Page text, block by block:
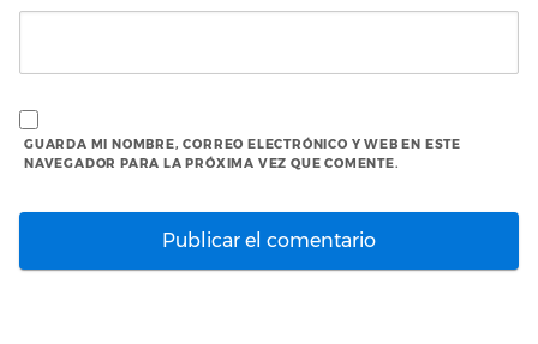
GUARDA MI NOMBRE, CORREO ELECTRÓNICO Y WEB EN ESTE
NAVEGADOR PARA LA PRÓXIMA VEZ QUE COMENTE.